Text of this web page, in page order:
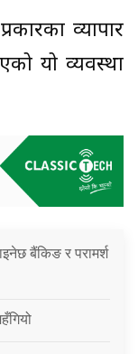
व्यापार
यो व्यवस्था
बैंकिङ र परामर्श